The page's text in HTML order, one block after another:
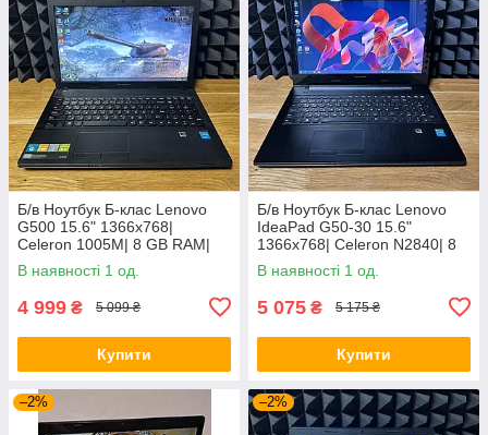
Б/в Ноутбук Б-клас Lenovo
G500 15.6" 1366x768|
Celeron 1005M| 8 GB RAM|
128 GB SSD| HD
В наявності 1 од.
4 999 ₴ 5 099 ₴
Купити
Б/в Ноутбук Б-клас Lenovo
IdeaPad G50-30 15.6"
1366x768| Celeron N2840| 8
GB RAM| 128 GB SSD| HD
В наявності 1 од.
5 075 ₴ 5 175 ₴
Купити
–2% –2%